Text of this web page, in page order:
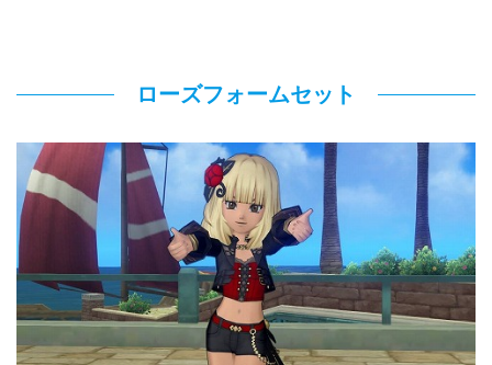
ローズフォームセット